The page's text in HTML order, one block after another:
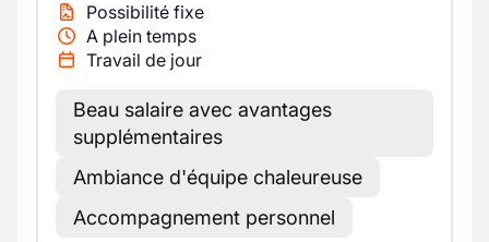
Possibilité fixe
A plein temps
Travail de jour
Beau salaire avec avantages
supplémentaires
Ambiance d'équipe chaleureuse
Accompagnement personnel